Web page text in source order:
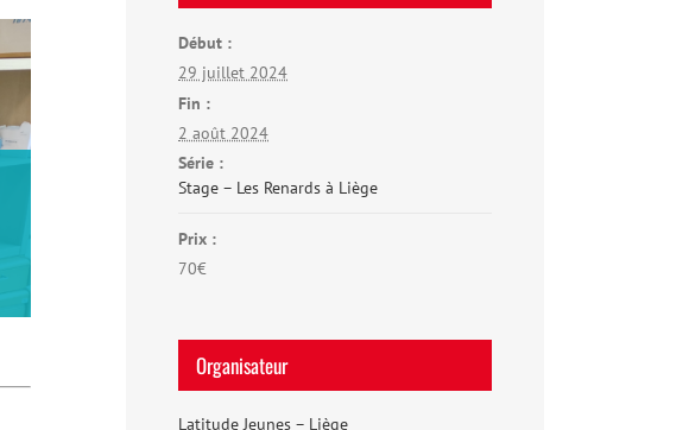
Début :
29 juillet 2024
Fin :
2 août 2024
Série :
Stage – Les Renards à Liège
Prix :
70€
Organisateur
Latitude Jeunes – Liège